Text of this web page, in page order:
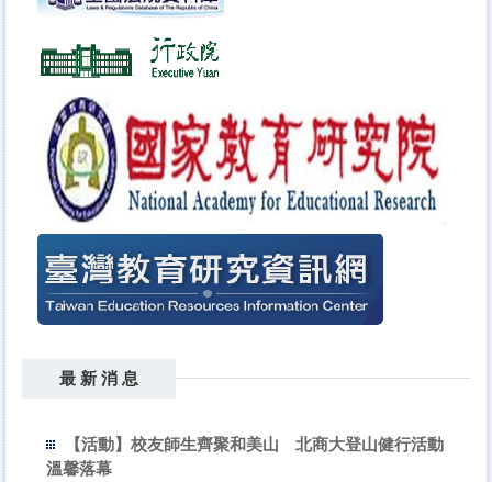
最 新 消 息
【活動】校友師生齊聚和美山 北商大登山健行活動
溫馨落幕